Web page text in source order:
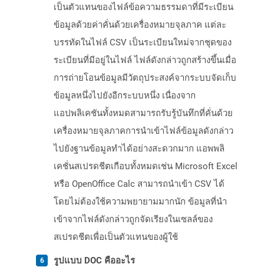
เป็นตัวแทนของไฟล์ข้อความธรรมดาที่มีระเบียน
ข้อมูลด้วยค่าคั่นด้วยเครื่องหมายจุลภาค แต่ละ
บรรทัดในไฟล์ CSV เป็นระเบียนใหม่จากชุดของ
ระเบียนที่มีอยู่ในไฟล์ ไฟล์ดังกล่าวถูกสร้างขึ้นเมื่อ
การถ่ายโอนข้อมูลมีวัตถุประสงค์จากระบบจัดเก็บ
ข้อมูลหนึ่งไปยังอีกระบบหนึ่ง เนื่องจาก
แอปพลิเคชันทั้งหมดสามารถรับรู้บันทึกที่คั่นด้วย
เครื่องหมายจุลภาคการนำเข้าไฟล์ข้อมูลดังกล่าว
ไปยังฐานข้อมูลทำได้อย่างสะดวกมาก แอพพลิ
เคชั่นสเปรดชีตเกือบทั้งหมดเช่น Microsoft Excel
หรือ OpenOffice Calc สามารถนำเข้า CSV ได้
โดยไม่ต้องใช้ความพยายามมากนัก ข้อมูลที่นำ
เข้าจากไฟล์ดังกล่าวถูกจัดเรียงในเซลล์ของ
สเปรดชีตเพื่อเป็นตัวแทนของผู้ใช้
รูปแบบ DOC คืออะไร